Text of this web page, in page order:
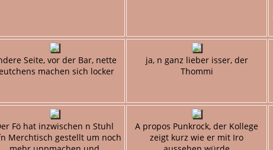
Seite, vor der Bar, nette
machen sich locker
ja, n ganz lieber isser, der
Thommi
Fö hat inzwischen n Stuhl
Merchtisch gestellt um noch
A propos Punkrock, der Kollege
zeigt kurz wie er mit Iro